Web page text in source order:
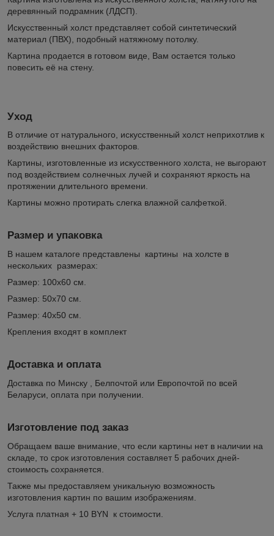
деревянный подрамник (ЛДСП).
Искусственный холст представляет собой синтетический
материал (ПВХ), подобный натяжному потолку.
Картина продается в готовом виде, Вам остается только
повесить её на стену.
Уход
В отличие от натурального, искусственный холст неприхотлив к
воздействию внешних факторов.
Картины, изготовленные из искусственного холста, не выгорают
под воздействием солнечных лучей и сохраняют яркость на
протяжении длительного времени.
Картины можно протирать слегка влажной салфеткой.
Размер и упаковка
В нашем каталоге представлены картины на холсте в
нескольких размерах:
Размер: 100х60 см.
Размер: 50х70 см.
Размер: 40х50 см.
Крепления входят в комплект
Доставка и оплата
Доставка по Минску , Белпочтой или Европочтой по всей
Беларуси, оплата при получении.
Изготовление под заказ
Обращаем ваше внимание, что если картины нет в наличии на
складе, то срок изготовления составляет 5 рабочих дней-
стоимость сохраняется.
Также мы предоставляем уникальную возможность
изготовления картин по вашим изображениям.
Услуга платная + 10 BYN к стоимости.